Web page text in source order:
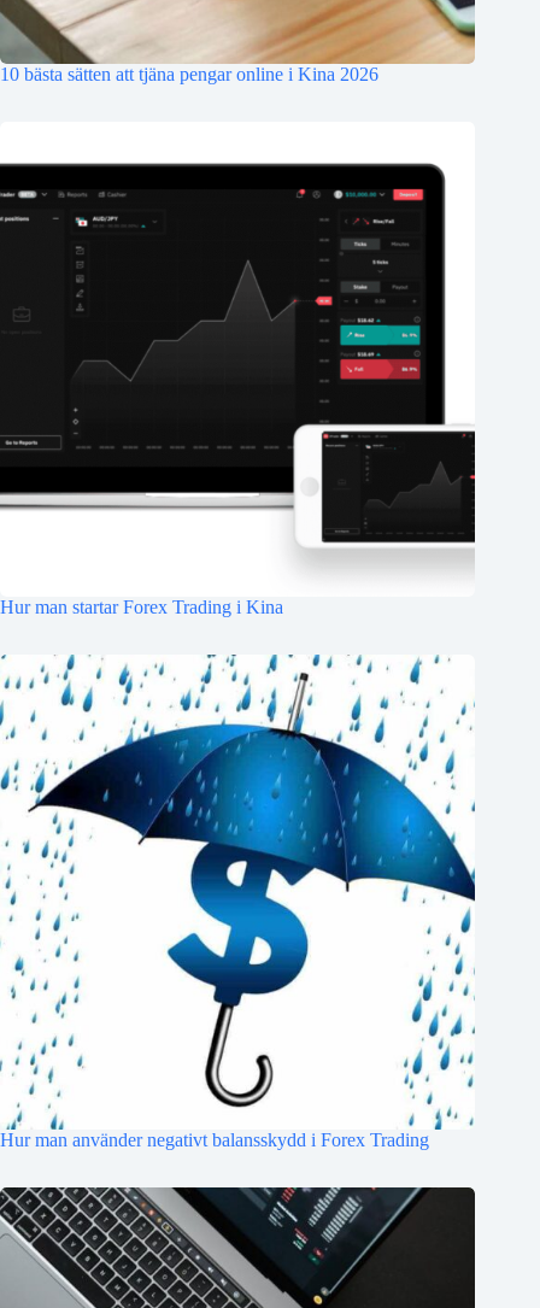
10 bästa sätten att tjäna pengar online i Kina 2026
Hur man startar Forex Trading i Kina
Hur man använder negativt balansskydd i Forex Trading